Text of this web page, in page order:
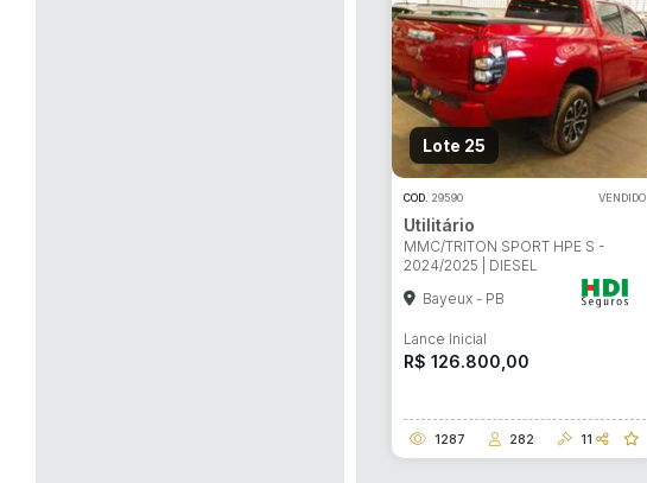
Lote 25
COD. 29590 VENDIDO
Utilitário
MMC/TRITON SPORT HPE S -
2024/2025 | DIESEL
Bayeux - PB
Lance Inicial
R$ 126.800,00
1287 282 11